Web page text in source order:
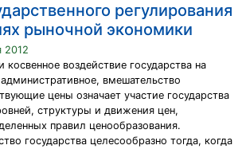
регулирования
рыночной экономики
2012
косвенное воздействие государства на
вмешательство
цены означает участие государства
структуры и движения цен,
правил ценообразования.
государства целесообразно тогда, когда